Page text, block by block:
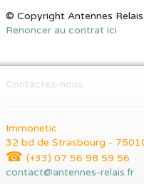
© Copyright Antennes
Renoncer au contrat ici
Contactez-nous
Immonetic
32 bd de Strasbourg -
☎ (+33) 07 56 98 59 56
contact@antennes-relais.fr